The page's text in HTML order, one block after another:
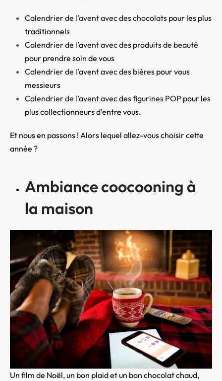
Calendrier de l’avent avec des chocolats pour les plus
traditionnels
Calendrier de l’avent avec des produits de beauté
pour prendre soin de vous
Calendrier de l’avent avec des bières pour vous
messieurs
Calendrier de l’avent avec des figurines POP pour les
plus collectionneurs d’entre vous.
Et nous en passons ! Alors lequel allez-vous choisir cette
année ?
Ambiance coocooning à
la maison
Un film de Noël, un bon plaid et un bon chocolat chaud,